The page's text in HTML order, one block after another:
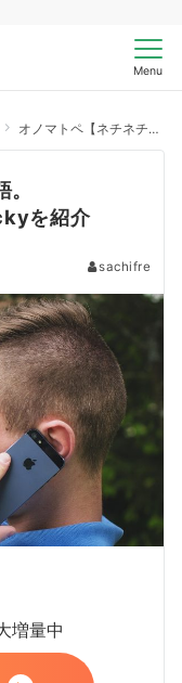
Menu
オノマトペ【ネチネチ】の英語。Persistently annoying/Stickyを紹介
を紹介
sachifre
増量中